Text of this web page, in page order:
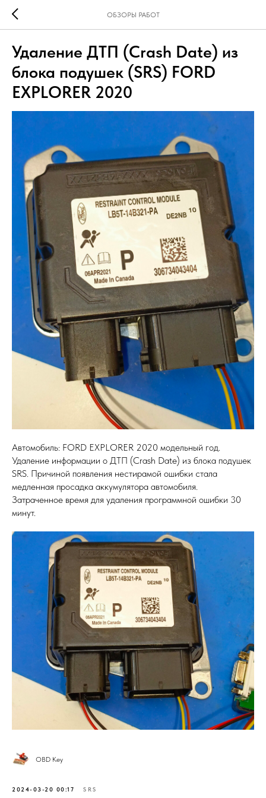
ОБЗОРЫ РАБОТ
Удаление ДТП (Crash Date) из
блока подушек (SRS) FORD
EXPLORER 2020
Автомобиль: FORD EXPLORER 2020 модельный год.
Удаление информации о ДТП (Crash Date) из блока подушек
SRS. Причиной появления нестирамой ошибки стала
медленная просадка аккумулятора автомобиля.
Затраченное время для удаления программной ошибки 30
минут.
OBD Key
2024-03-20 00:17 SRS